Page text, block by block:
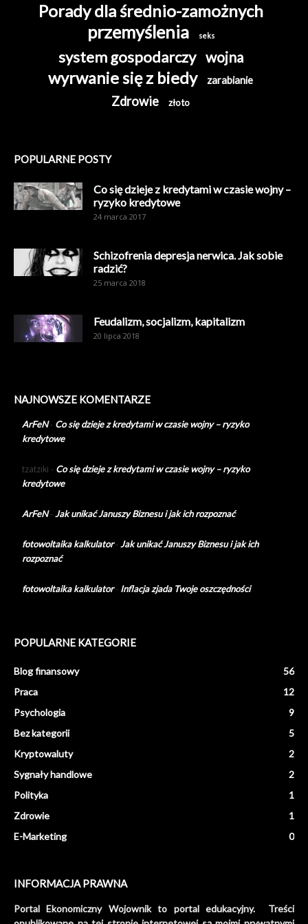
Porady dla średnio-zamożnych
przemyślenia seks
system gospodarczy wojna
wyrwanie się z biedy zarabianie
Zdrowie złoto
POPULARNE POSTY
Co się dzieje z kredytami w czasie wojny –
ryzyko kredytowe
24 marca 2017
Schizofrenia depresja nerwica. Jak sobie
radzić?
25 marca 2018
Feudalizm, socjalizm, kapitalizm
20 lipca 2018
NAJNOWSZE KOMENTARZE
ArFeN- Co się dzieje z kredytami w czasie wojny – ryzyko
kredytowe
tzatziki - Co się dzieje z kredytami w czasie wojny – ryzyko
kredytowe
ArFeN- Jak unikać Januszy Biznesu i jak ich rozpoznać
fotowoltaika kalkulator- Jak unikać Januszy Biznesu i jak ich
rozpoznać
fotowoltaika kalkulator- Inflacja zjada Twoje oszczędności
POPULARNE KATEGORIE
Blog finansowy
56
Praca
12
Psychologia
9
Bez kategorii
5
Kryptowaluty
2
Sygnały handlowe
2
Polityka
1
Zdrowie
1
E-Marketing
0
INFORMACJA PRAWNA
Portal Ekonomiczny Wojownik to portal edukacyjny. Treści